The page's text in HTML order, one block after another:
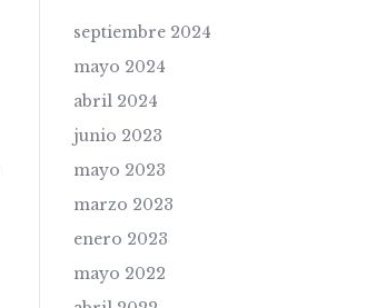
septiembre 2024
mayo 2024
abril 2024
junio 2023
mayo 2023
marzo 2023
enero 2023
mayo 2022